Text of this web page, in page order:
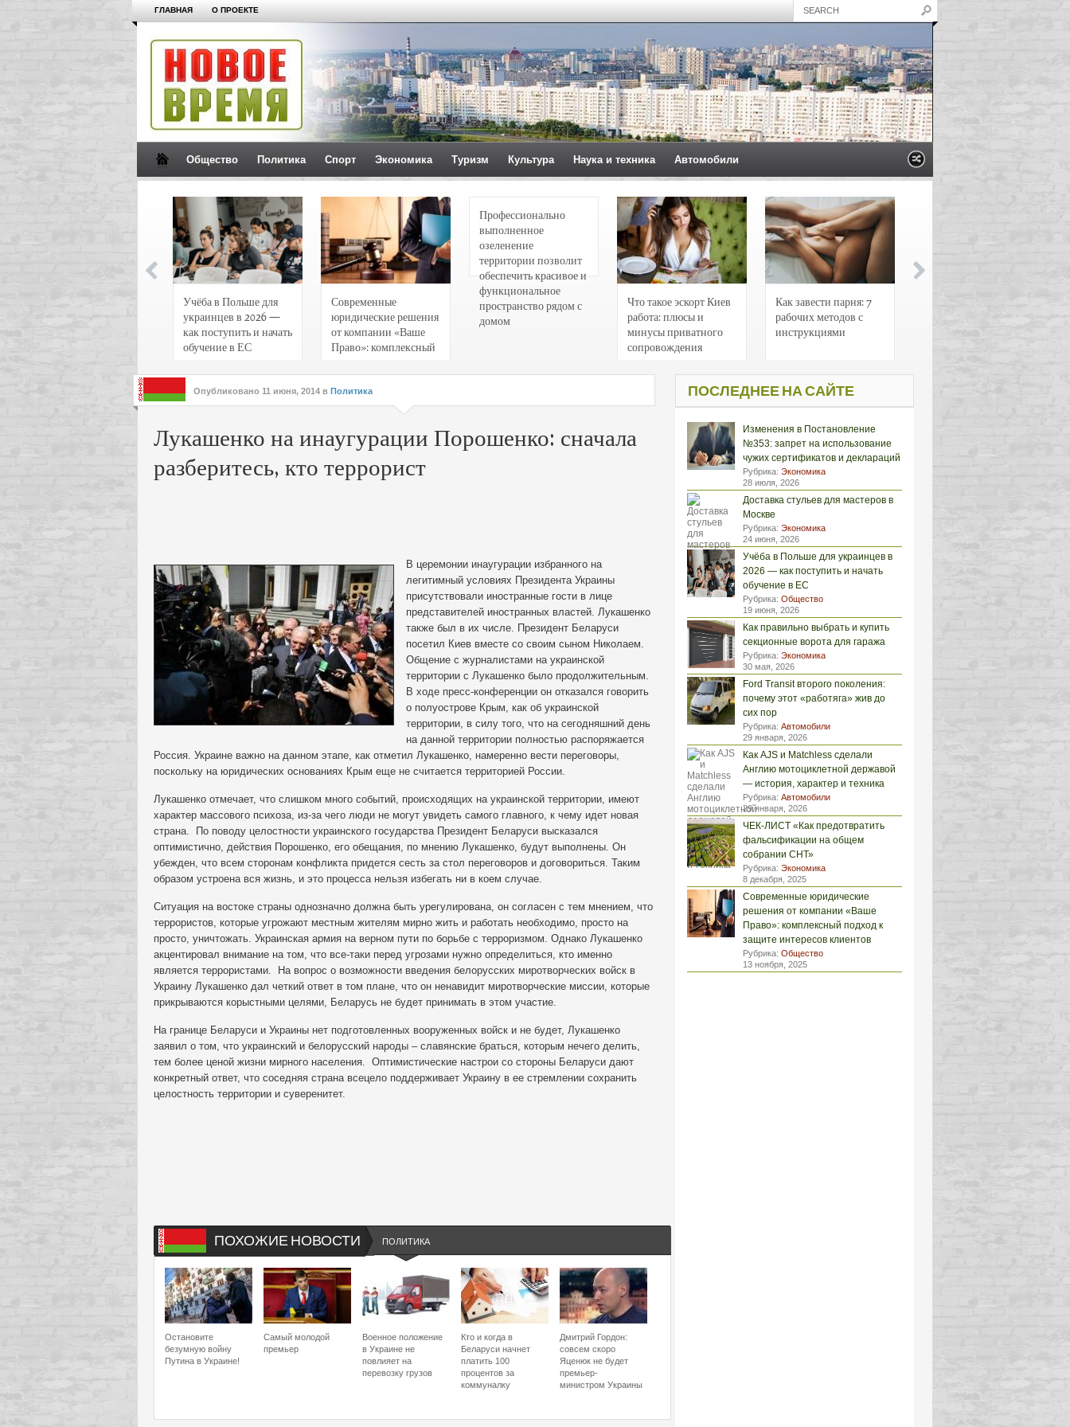
ГЛАВНАЯ О ПРОЕКТЕ
Общество Политика Спорт Экономика Туризм Культура Наука и техника Автомобили
Учёба в Польше для
украинцев в 2026 —
как поступить и начать
обучение в ЕС
Современные
юридические решения
от компании «Ваше
Право»: комплексный
интересов клиентов
Профессионально
выполненное
озеленение
территории позволит
обеспечить красивое и
функциональное
пространство рядом с
домом
Что такое эскорт Киев
работа: плюсы и
минусы приватного
сопровождения
Как завести парня: 7
рабочих методов с
инструкциями
Опубликовано 11 июня, 2014 в Политика
Лукашенко на инаугурации Порошенко: сначала
разберитесь, кто террорист
В церемонии инаугурации избранного на
легитимный условиях Президента Украины
присутствовали иностранные гости в лице
представителей иностранных властей. Лукашенко
также был в их числе. Президент Беларуси
посетил Киев вместе со своим сыном Николаем.
Общение с журналистами на украинской
территории с Лукашенко было продолжительным.
В ходе пресс-конференции он отказался говорить
о полуострове Крым, как об украинской
территории, в силу того, что на сегодняшний день
на данной территории полностью распоряжается
Россия. Украине важно на данном этапе, как отметил Лукашенко, намеренно вести переговоры,
поскольку на юридических основаниях Крым еще не считается территорией России.
Лукашенко отмечает, что слишком много событий, происходящих на украинской территории, имеют
характер массового психоза, из-за чего люди не могут увидеть самого главного, к чему идет новая
страна. По поводу целостности украинского государства Президент Беларуси высказался
оптимистично, действия Порошенко, его обещания, по мнению Лукашенко, будут выполнены. Он
убежден, что всем сторонам конфликта придется сесть за стол переговоров и договориться. Таким
образом устроена вся жизнь, и это процесса нельзя избегать ни в коем случае.
Ситуация на востоке страны однозначно должна быть урегулирована, он согласен с тем мнением, что
террористов, которые угрожают местным жителям мирно жить и работать необходимо, просто на
просто, уничтожать. Украинская армия на верном пути по борьбе с терроризмом. Однако Лукашенко
акцентировал внимание на том, что все-таки перед угрозами нужно определиться, кто именно
является террористами. На вопрос о возможности введения белорусских миротворческих войск в
Украину Лукашенко дал четкий ответ в том плане, что он ненавидит миротворческие миссии, которые
прикрываются корыстными целями, Беларусь не будет принимать в этом участие.
На границе Беларуси и Украины нет подготовленных вооруженных войск и не будет, Лукашенко
заявил о том, что украинский и белорусский народы – славянские браться, которым нечего делить,
тем более ценой жизни мирного населения. Оптимистические настрои со стороны Беларуси дают
конкретный ответ, что соседняя страна всецело поддерживает Украину в ее стремлении сохранить
целостность территории и суверенитет.
ПОХОЖИЕ НОВОСТИ ПОЛИТИКА
Остановите
безумную войну
Путина в Украине!
Самый молодой
премьер
Военное положение
в Украине не
повлияет на
перевозку грузов
Кто и когда в
Беларуси начнет
платить 100
процентов за
коммуналку
Дмитрий Гордон:
совсем скоро
Яценюк не будет
премьер-
министром Украины
ПОСЛЕДНЕЕ НА САЙТЕ
Изменения в Постановление
№353: запрет на использование
чужих сертификатов и деклараций
Рубрика: Экономика
28 июля, 2026
Доставка стульев для мастеров в
Москве
Рубрика: Экономика
24 июня, 2026
Учёба в Польше для украинцев в
2026 — как поступить и начать
обучение в ЕС
Рубрика: Общество
19 июня, 2026
Как правильно выбрать и купить
секционные ворота для гаража
Рубрика: Экономика
30 мая, 2026
Ford Transit второго поколения:
почему этот «работяга» жив до
сих пор
Рубрика: Автомобили
29 января, 2026
Как AJS и Matchless сделали
Англию мотоциклетной державой
— история, характер и техника
Рубрика: Автомобили
29 января, 2026
ЧЕК-ЛИСТ «Как предотвратить
фальсификации на общем
собрании СНТ»
Рубрика: Экономика
8 декабря, 2025
Современные юридические
решения от компании «Ваше
Право»: комплексный подход к
защите интересов клиентов
Рубрика: Общество
13 ноября, 2025